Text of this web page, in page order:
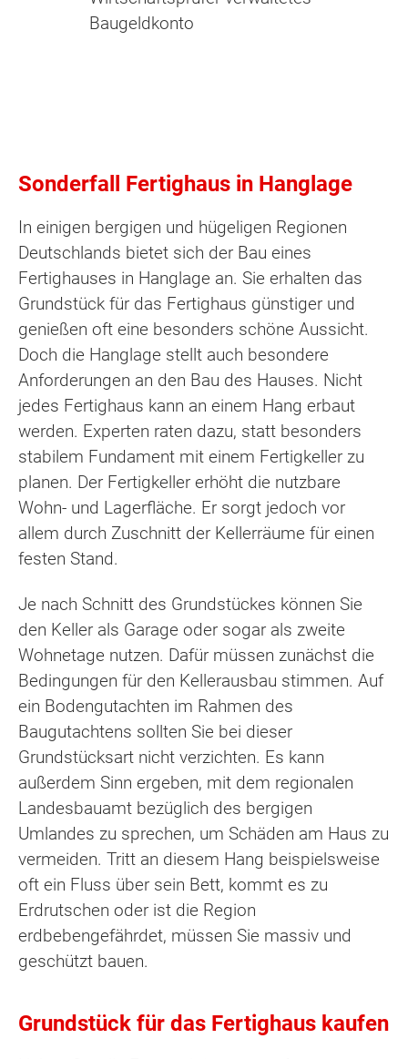
Baugeldkonto
Sonderfall Fertighaus in Hanglage
In einigen bergigen und hügeligen Regionen
Deutschlands bietet sich der Bau eines
Fertighauses in Hanglage an. Sie erhalten das
Grundstück für das Fertighaus günstiger und
genießen oft eine besonders schöne Aussicht.
Doch die Hanglage stellt auch besondere
Anforderungen an den Bau des Hauses. Nicht
jedes Fertighaus kann an einem Hang erbaut
werden. Experten raten dazu, statt besonders
stabilem Fundament mit einem Fertigkeller zu
planen. Der Fertigkeller erhöht die nutzbare
Wohn- und Lagerfläche. Er sorgt jedoch vor
allem durch Zuschnitt der Kellerräume für einen
festen Stand.
Je nach Schnitt des Grundstückes können Sie
den Keller als Garage oder sogar als zweite
Wohnetage nutzen. Dafür müssen zunächst die
Bedingungen für den Kellerausbau stimmen. Auf
ein Bodengutachten im Rahmen des
Baugutachtens sollten Sie bei dieser
Grundstücksart nicht verzichten. Es kann
außerdem Sinn ergeben, mit dem regionalen
Landesbauamt bezüglich des bergigen
Umlandes zu sprechen, um Schäden am Haus zu
vermeiden. Tritt an diesem Hang beispielsweise
oft ein Fluss über sein Bett, kommt es zu
Erdrutschen oder ist die Region
erdbebengefährdet, müssen Sie massiv und
geschützt bauen.
Grundstück für das Fertighaus kaufen